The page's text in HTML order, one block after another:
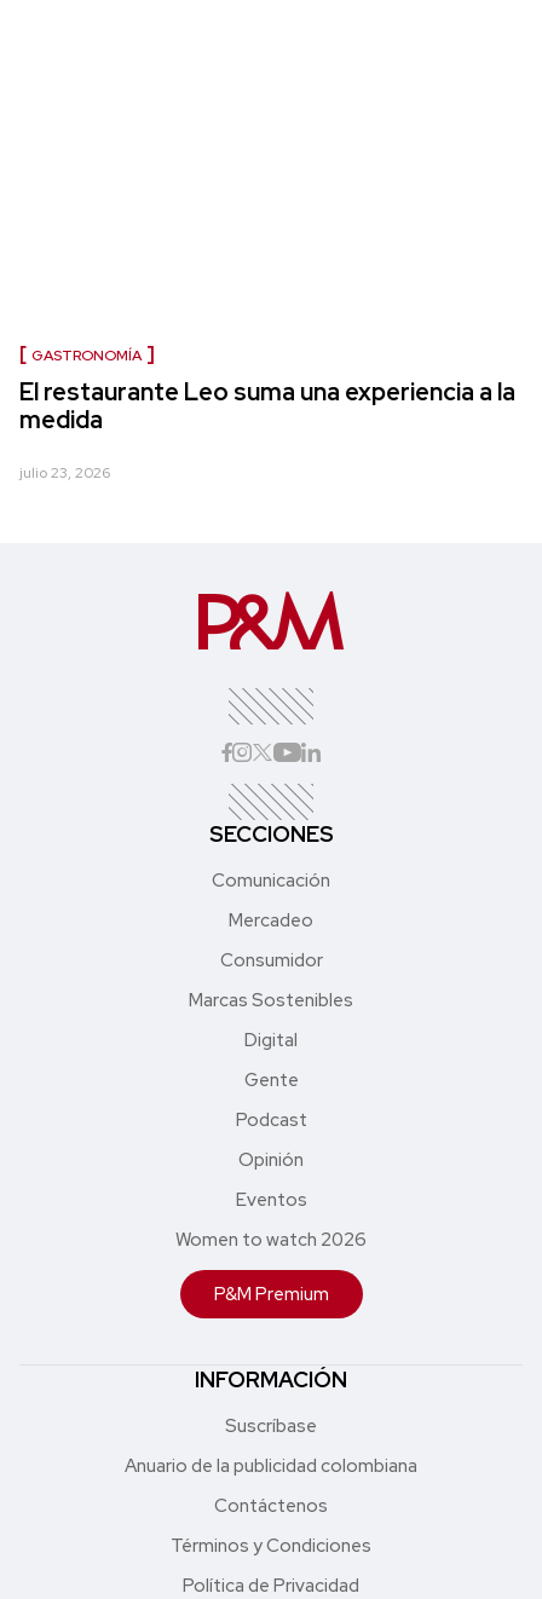
GASTRONOMÍA
El restaurante Leo suma una experiencia a la
medida
julio 23, 2026
SECCIONES
Comunicación
Mercadeo
Consumidor
Marcas Sostenibles
Digital
Gente
Podcast
Opinión
Eventos
Women to watch 2026
P&M Premium
INFORMACIÓN
Suscríbase
Anuario de la publicidad colombiana
Contáctenos
Términos y Condiciones
Política de Privacidad